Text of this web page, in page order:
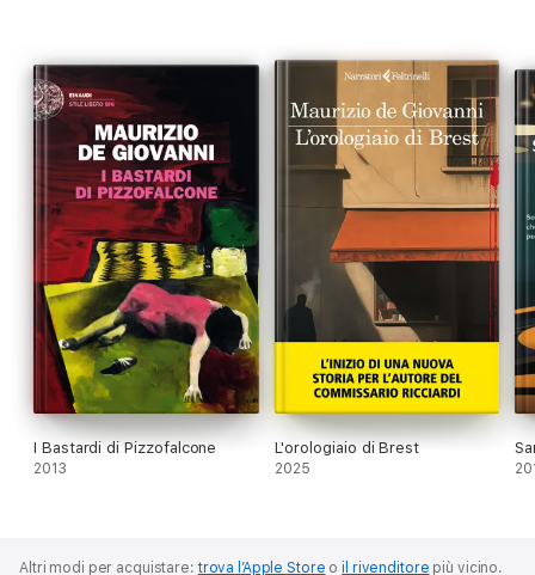
I Bastardi di Pizzofalcone
2013
L'orologiaio di Brest
2025
Altri modi per acquistare:trova l’Apple Store oil rivenditore più vicino.